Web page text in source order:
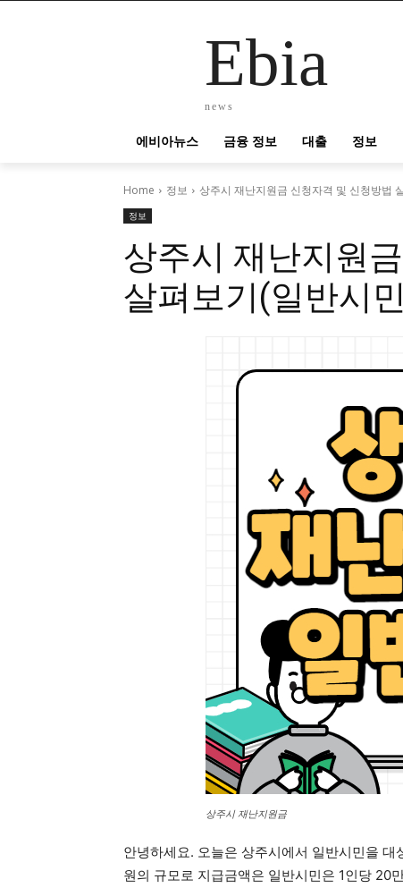
Ebia
news
에비아뉴스 금융 정보 대출 정보
Home 정보 상주시 재난지원금 신청자격 및 신청방법
정보
상주시 재난지원
살펴보기(일반시
상주시 재난지원금
안녕하세요. 오늘은 상주시에서 일반시민을
원의 규모로 지급금액은 일반시민은 1인당 20